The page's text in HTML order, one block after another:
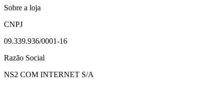
Sobre a loja
CNPJ
09.339.936/0001-16
Razão Social
NS2 COM INTERNET S/A